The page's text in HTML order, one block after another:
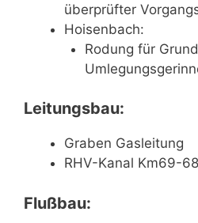
überprüfter
Hoisenbach:
Rodung für
Leitungsbau:
Graben Gasleitung
RHV-Kanal Km69-68
Flußbau: